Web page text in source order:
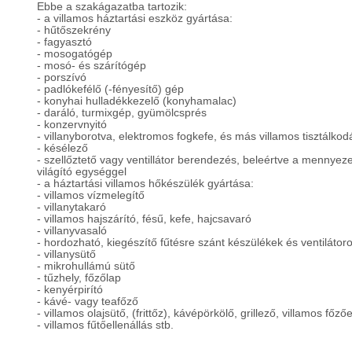
Ebbe a szakágazatba tartozik:
- a villamos háztartási eszköz gyártása:
- hűtőszekrény
- fagyasztó
- mosogatógép
- mosó- és szárítógép
- porszívó
- padlókefélő (-fényesítő) gép
- konyhai hulladékkezelő (konyhamalac)
- daráló, turmixgép, gyümölcsprés
- konzervnyitó
- villanyborotva, elektromos fogkefe, és más villamos
- késélező
- szellőztető vagy ventillátor berendezés, beleértve a
világító egységgel
- a háztartási villamos hőkészülék gyártása:
- villamos vízmelegítő
- villanytakaró
- villamos hajszárító, fésű, kefe, hajcsavaró
- villanyvasaló
- hordozható, kiegészítő fűtésre szánt készülékek és
- villanysütő
- mikrohullámú sütő
- tűzhely, főzőlap
- kenyérpirító
- kávé- vagy teafőző
- villamos olajsütő, (frittőz), kávépörkölő, grillező, villamos
- villamos fűtőellenállás stb.